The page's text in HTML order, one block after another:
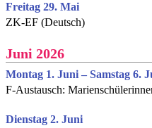
Freitag 29. Mai
ZK-EF (Deutsch)
Juni 2026
Montag 1. Juni – Samstag 6.
F-Austausch:
Dienstag 2. Juni